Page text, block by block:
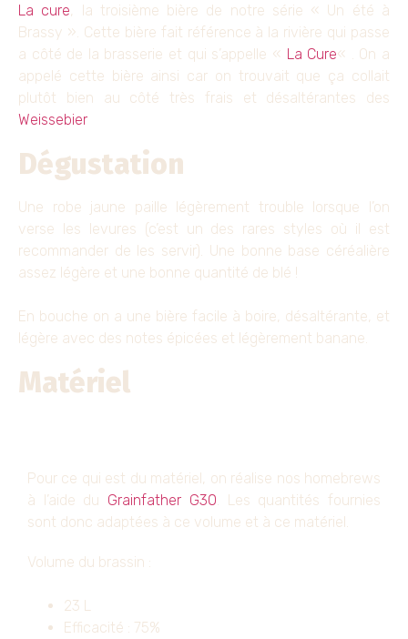
La cure, la troisième bière de notre série « Un été à
Brassy ». Cette bière fait référence à la rivière qui passe
a côté de la brasserie et qui s’appelle « La Cure« . On a
appelé cette bière ainsi car on trouvait que ça collait
plutôt bien au côté très frais et désaltérantes des
Weissebier
Dégustation
Une robe jaune paille légèrement trouble lorsque l’on
verse les levures (c’est un des rares styles où il est
recommander de les servir). Une bonne base céréalière
assez légère et une bonne quantité de blé !
En bouche on a une bière facile à boire, désaltérante, et
légère avec des notes épicées et légèrement banane.
Matériel
Pour ce qui est du matériel, on réalise nos homebrews
à l’aide du Grainfather G30. Les quantités fournies
sont donc adaptées à ce volume et à ce matériel.
Volume du brassin :
23 L
Efficacité : 75%